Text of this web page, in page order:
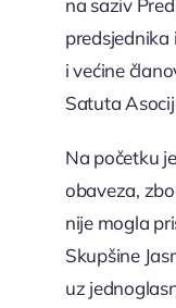
na saziv
predsjednika
i većine
Satuta
Na početku
obaveza,
nije mogla
Skupšine
uz